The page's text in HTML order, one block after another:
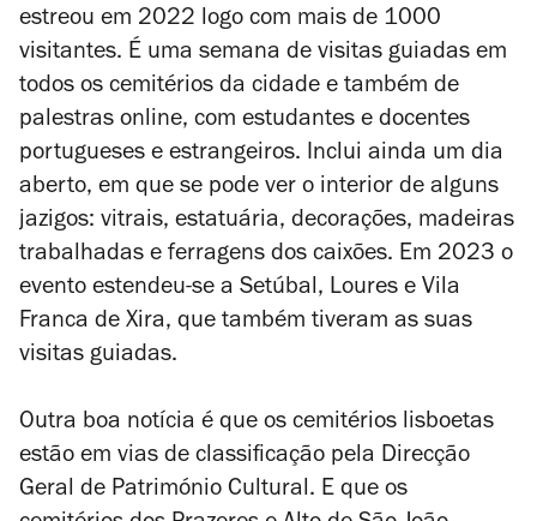
estreou em 2022 logo com mais de 1000
visitantes. É uma semana de visitas guiadas em
todos os cemitérios da cidade e também de
palestras online, com estudantes e docentes
portugueses e estrangeiros. Inclui ainda um dia
aberto, em que se pode ver o interior de alguns
jazigos: vitrais, estatuária, decorações, madeiras
trabalhadas e ferragens dos caixões. Em 2023 o
evento estendeu-se a Setúbal, Loures e Vila
Franca de Xira, que também tiveram as suas
visitas guiadas.
Outra boa notícia é que os cemitérios lisboetas
estão em vias de classificação pela Direcção
Geral de Património Cultural. E que os